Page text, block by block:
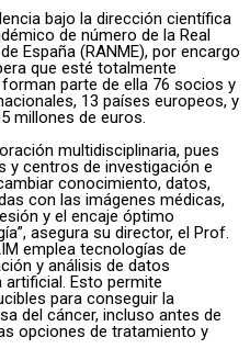
bajo la dirección científica
de número de la Real
España (RANME), por encargo
que esté totalmente
parte de ella 76 socios y
13 países europeos, y
millones de euros.
multidisciplinaria, pues
y centros de investigación e
conocimiento, datos,
con las imágenes médicas,
y el encaje óptimo
asegura su director, el Prof.
emplea tecnologías de
y análisis de datos
Esto permite
para conseguir la
del cáncer, incluso antes de
opciones de tratamiento y